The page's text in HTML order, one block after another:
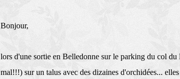
Bonjour,
lors d'une sortie en Belledonne sur le parking du col
mal!!!) sur un talus avec des dizaines d'orchidées...